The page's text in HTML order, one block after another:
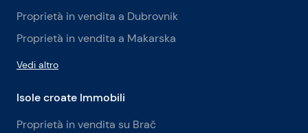
Proprietà in vendita a Dubrovnik
Proprietà in vendita a Makarska
Vedi altro
Isole croate Immobili
Proprietà in vendita su Brač